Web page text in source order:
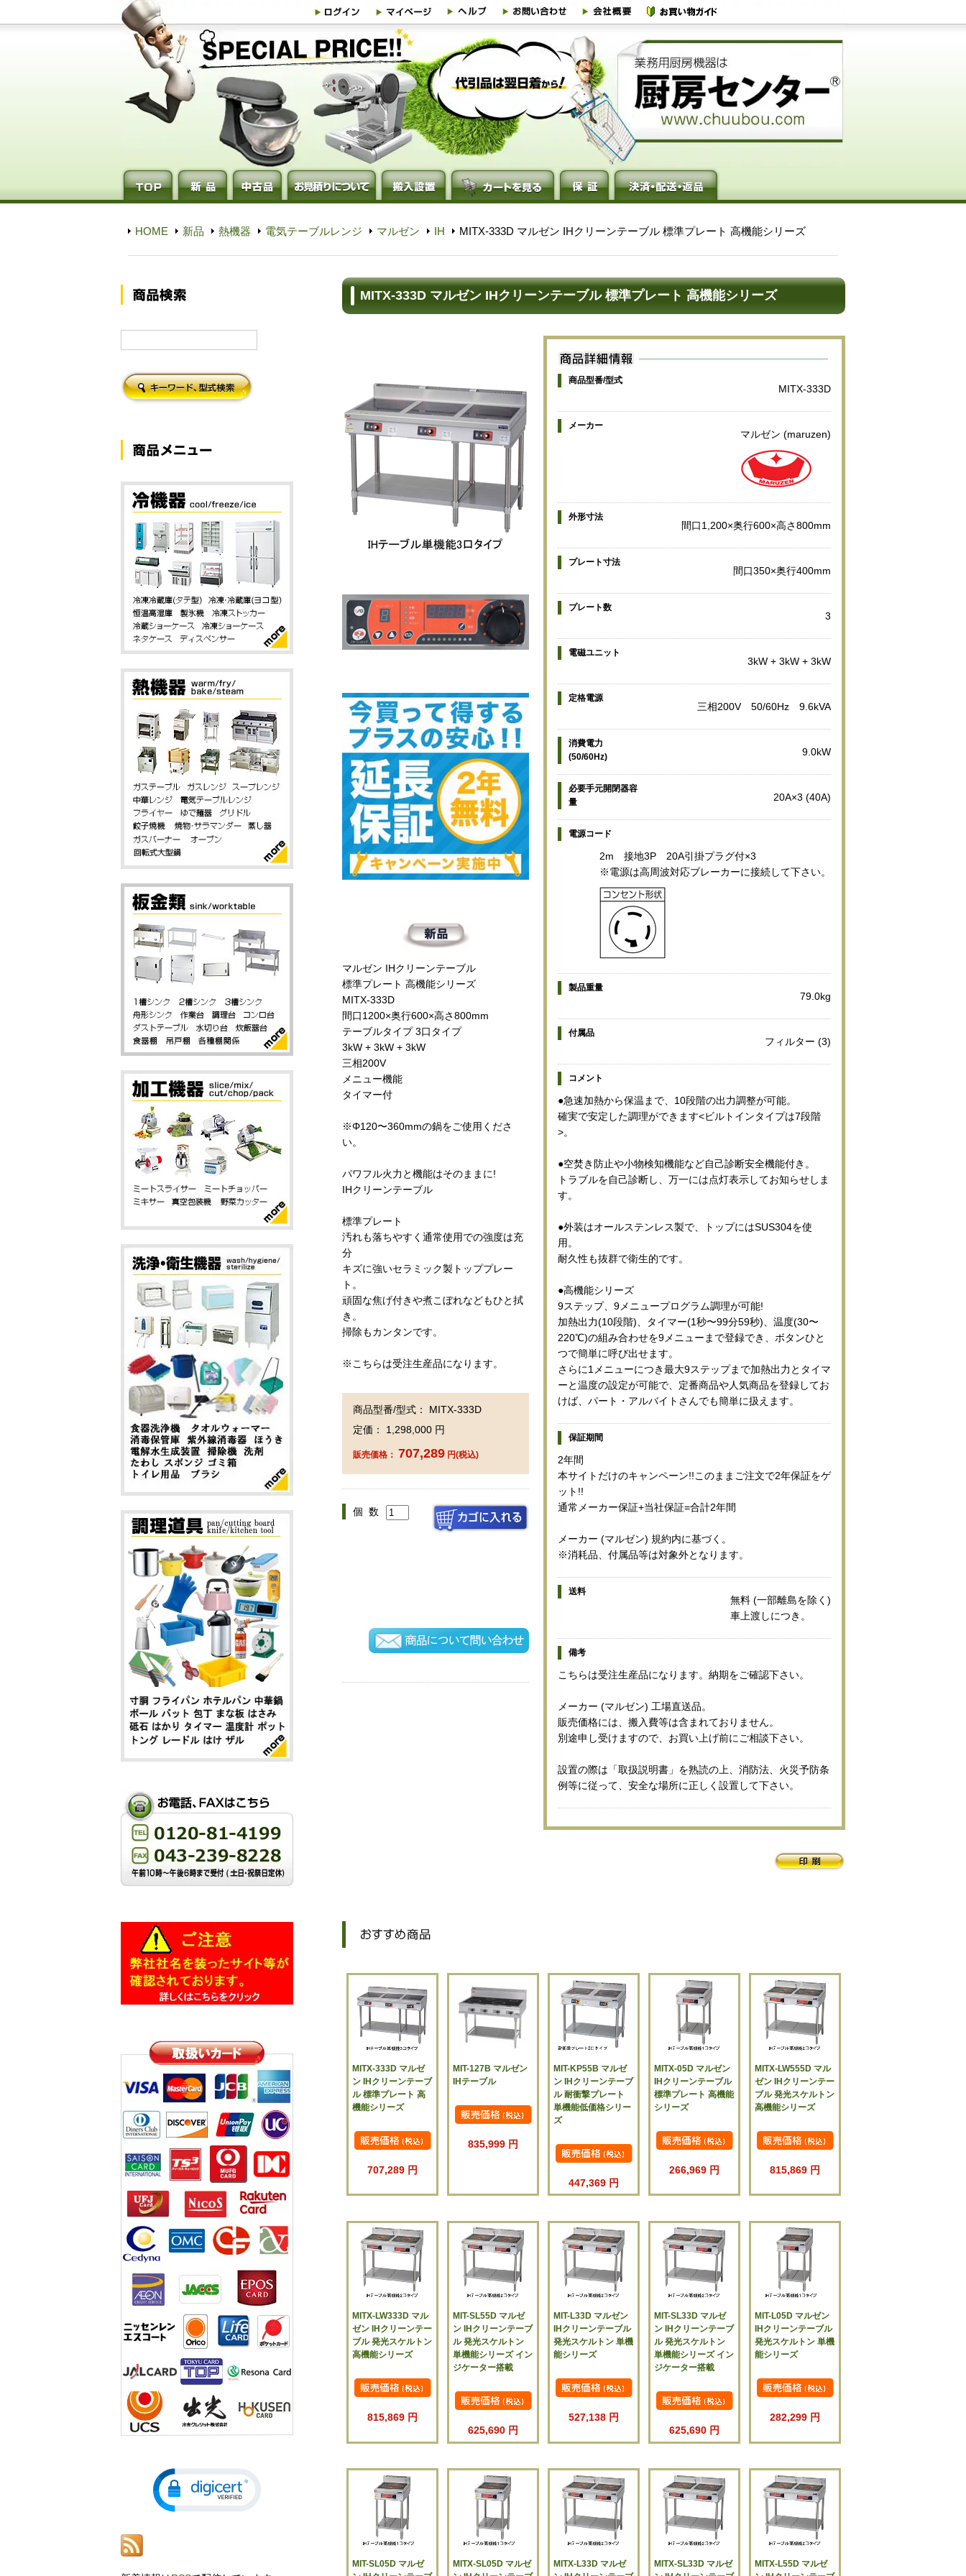
HOME 新品 熱機器 電気テーブルレンジ マルゼン IH MITX-333D マルゼン IHクリーンテーブル 標準プレート 高機能シリーズ
MITX-333D マルゼン IHクリーンテーブル 標準プレート 高機能シリーズ
マルゼン IHクリーンテーブル
標準プレート 高機能シリーズ
MITX-333D
間口1200×奥行600×高さ800mm
テーブルタイプ 3口タイプ
3kW + 3kW + 3kW
三相200V
メニュー機能
タイマー付
※Φ120〜360mmの鍋をご使用くださ
い。
パワフル火力と機能はそのままに!
IHクリーンテーブル
標準プレート
汚れも落ちやすく通常使用での強度は充
分
キズに強いセラミック製トッププレー
ト。
頑固な焦げ付きや煮こぼれなどもひと拭
き。
掃除もカンタンです。
※こちらは受注生産品になります。
商品型番/型式： MITX-333D
定価： 1,298,000 円
販売価格： 707,289 円(税込)
個 数
商品型番/型式
MITX-333D
メーカー
マルゼン (maruzen)
外形寸法
間口1,200×奥行600×高さ800mm
プレート寸法
間口350×奥行400mm
プレート数
3
電磁ユニット
3kW + 3kW + 3kW
定格電源
三相200V 50/60Hz 9.6kVA
消費電力
(50/60Hz)
9.0kW
必要手元開閉器容
量
20A×3 (40A)
電源コード
2m 接地3P 20A引掛プラグ付×3
※電源は高周波対応ブレーカーに接続して下さい。
製品重量
79.0kg
付属品
フィルター (3)
コメント
●急速加熱から保温まで、10段階の出力調整が可能。
確実で安定した調理ができます<ビルトインタイプは7段階
>。
●空焚き防止や小物検知機能など自己診断安全機能付き。
トラブルを自己診断し、万一には点灯表示してお知らせしま
す。
●外装はオールステンレス製で、トップにはSUS304を使
用。
耐久性も抜群で衛生的です。
●高機能シリーズ
9ステップ、9メニュープログラム調理が可能!
加熱出力(10段階)、タイマー(1秒〜99分59秒)、温度(30〜
220℃)の組み合わせを9メニューまで登録でき、ボタンひと
つで簡単に呼び出せます。
さらに1メニューにつき最大9ステップまで加熱出力とタイマ
ーと温度の設定が可能で、定番商品や人気商品を登録してお
けば、パート・アルバイトさんでも簡単に扱えます。
保証期間
2年間
本サイトだけのキャンペーン!!このままご注文で2年保証をゲ
ット!!
通常メーカー保証+当社保証=合計2年間
メーカー (マルゼン) 規約内に基づく。
※消耗品、付属品等は対象外となります。
送料
無料 (一部離島を除く)
車上渡しにつき。
備考
こちらは受注生産品になります。納期をご確認下さい。
メーカー (マルゼン) 工場直送品。
販売価格には、搬入費等は含まれておりません。
別途申し受けますので、お買い上げ前にご相談下さい。
設置の際は「取扱説明書」を熟読の上、消防法、火災予防条
例等に従って、安全な場所に正しく設置して下さい。
MITX-333D マルゼ
ン IHクリーンテーブ
ル 標準プレート 高
機能シリーズ
707,289 円
MIT-127B マルゼン
IHテーブル
835,999 円
MIT-KP55B マルゼ
ン IHクリーンテーブ
ル 耐衝撃プレート
単機能低価格シリー
ズ
447,369 円
MITX-05D マルゼン
IHクリーンテーブル
標準プレート 高機能
シリーズ
266,969 円
MITX-LW555D マル
ゼン IHクリーンテー
ブル 発光スケルトン
高機能シリーズ
815,869 円
MITX-LW333D マル
ゼン IHクリーンテー
ブル 発光スケルトン
高機能シリーズ
815,869 円
MIT-SL55D マルゼ
ン IHクリーンテーブ
ル 発光スケルトン
単機能シリーズ イン
ジケーター搭載
625,690 円
MIT-L33D マルゼン
IHクリーンテーブル
発光スケルトン 単機
能シリーズ
527,138 円
MIT-SL33D マルゼ
ン IHクリーンテーブ
ル 発光スケルトン
単機能シリーズ イン
ジケーター搭載
625,690 円
MIT-L05D マルゼン
IHクリーンテーブル
発光スケルトン 単機
能シリーズ
282,299 円
MIT-SL05D マルゼ
MITX-SL05D マルゼ
MITX-L33D マルゼ
MITX-SL33D マルゼ
MITX-L55D マルゼ